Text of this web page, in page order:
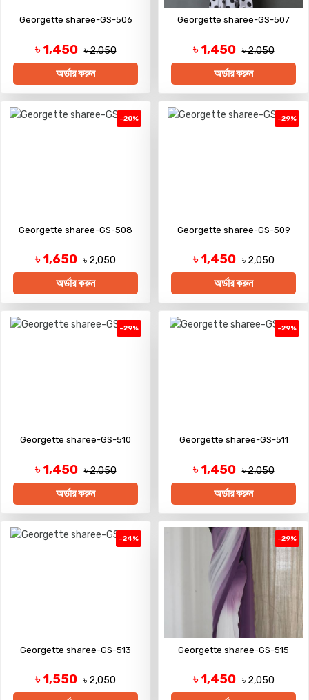
Georgette sharee-GS-506
৳ 1,450 ৳ 2,050
অর্ডার করুন
Georgette sharee-GS-507
৳ 1,450 ৳ 2,050
অর্ডার করুন
-20%
Georgette sharee-GS-508
৳ 1,650 ৳ 2,050
অর্ডার করুন
-29%
Georgette sharee-GS-509
৳ 1,450 ৳ 2,050
অর্ডার করুন
-29%
Georgette sharee-GS-510
৳ 1,450 ৳ 2,050
অর্ডার করুন
-29%
Georgette sharee-GS-511
৳ 1,450 ৳ 2,050
অর্ডার করুন
-24%
Georgette sharee-GS-513
৳ 1,550 ৳ 2,050
-29%
Georgette sharee-GS-515
৳ 1,450 ৳ 2,050